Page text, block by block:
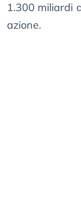
1.300 miliardi
azione.